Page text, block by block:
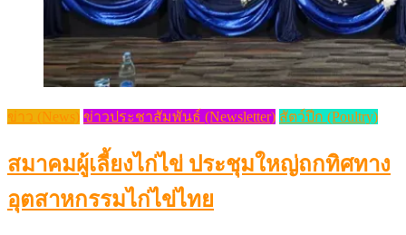
ข่าว (News) ข่าวประชาสัมพันธ์ (Newsletter) สัตว์ปีก (Poultry)
สมาคมผู้เลี้ยงไก่ไข่ ประชุมใหญ่ถกทิศทาง
อุตสาหกรรมไก่ไข่ไทย